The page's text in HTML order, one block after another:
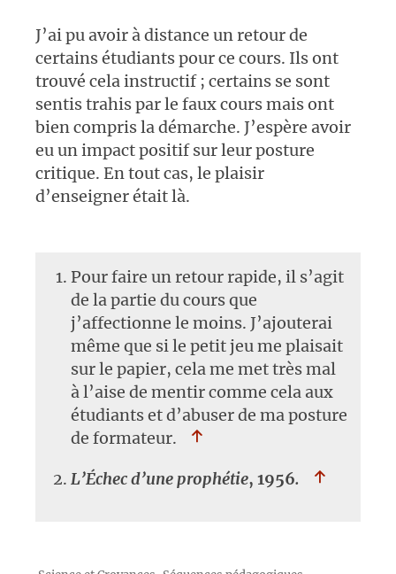
J’ai pu avoir à distance un retour de
certains étudiants pour ce cours. Ils ont
trouvé cela instructif ; certains se sont
sentis trahis par le faux cours mais ont
bien compris la démarche. J’espère avoir
eu un impact positif sur leur posture
critique. En tout cas, le plaisir
d’enseigner était là.
Pour faire un retour rapide, il s’agit
de la partie du cours que
j’affectionne le moins. J’ajouterai
même que si le petit jeu me plaisait
sur le papier, cela me met très mal
à l’aise de mentir comme cela aux
étudiants et d’abuser de ma posture
de formateur.
L’Échec d’une prophétie, 1956.